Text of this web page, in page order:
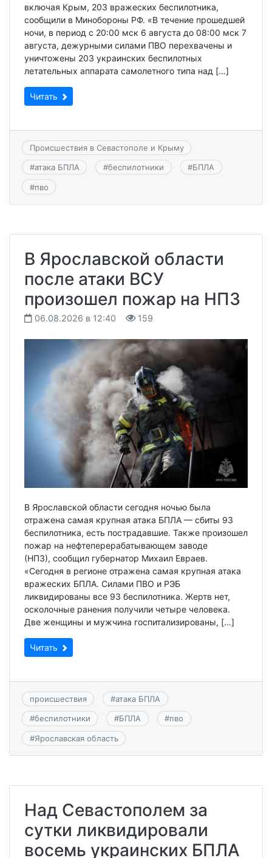
включая Крым, 203 вражеских беспилотника,
сообщили в Минобороны РФ. «В течение прошедшей
ночи, в период с 20:00 мск 6 августа до 08:00 мск 7
августа, дежурными силами ПВО перехвачены и
уничтожены 203 украинских беспилотных
летательных аппарата самолетного типа над […]
Читать
Происшествия в Севастополе и Крыму
#атака БПЛА #беспилотники #БПЛА
#пво
В Ярославской области
после атаки ВСУ
произошел пожар на НПЗ
06.08.2026 в 12:40 159
В Ярославской области сегодня ночью была
отражена самая крупная атака БПЛА — сбиты 93
беспилотника, есть пострадавшие. Также произошел
пожар на нефтеперерабатывающем заводе
(НПЗ), сообщил губернатор Михаил Евраев.
«Сегодня в регионе отражена самая крупная атака
вражеских БПЛА. Силами ПВО и РЭБ
ликвидированы все 93 беспилотника. Жертв нет,
осколочные ранения получили четыре человека.
Две женщины и мужчина госпитализированы, […]
Читать
происшествия #атака БПЛА
#беспилотники #БПЛА #пво
#Ярославская область
Над Севастополем за
сутки ликвидировали
восемь украинских БПЛА